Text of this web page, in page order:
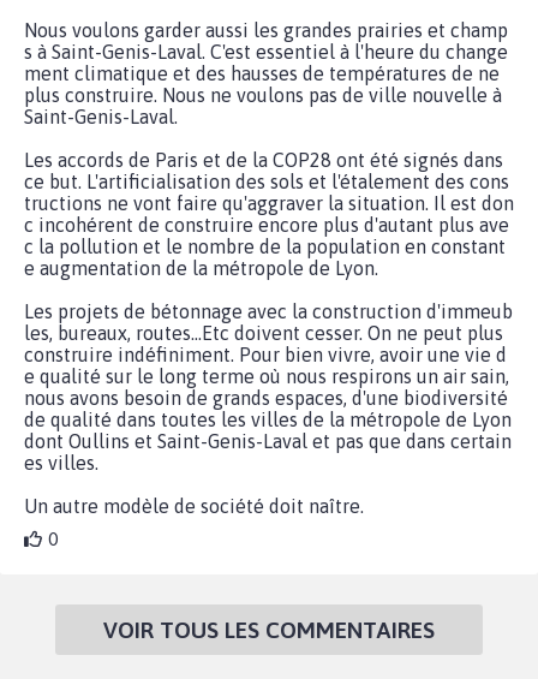
Nous voulons garder aussi les grandes prairies et champ
s à Saint-Genis-Laval. C'est essentiel à l'heure du change
ment climatique et des hausses de températures de ne
plus construire. Nous ne voulons pas de ville nouvelle à
Saint-Genis-Laval.
Les accords de Paris et de la COP28 ont été signés dans
ce but. L'artificialisation des sols et l'étalement des cons
tructions ne vont faire qu'aggraver la situation. Il est don
c incohérent de construire encore plus d'autant plus ave
c la pollution et le nombre de la population en constant
e augmentation de la métropole de Lyon.
Les projets de bétonnage avec la construction d'immeub
les, bureaux, routes...Etc doivent cesser. On ne peut plus
construire indéfiniment. Pour bien vivre, avoir une vie d
e qualité sur le long terme où nous respirons un air sain,
nous avons besoin de grands espaces, d'une biodiversité
de qualité dans toutes les villes de la métropole de Lyon
dont Oullins et Saint-Genis-Laval et pas que dans certain
es villes.
Un autre modèle de société doit naître.
0
VOIR TOUS LES COMMENTAIRES